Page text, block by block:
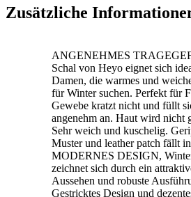
Zusätzliche
ANGENEHMES
Schal von Heyo eignet sich
Damen, die warmes und
für Winter suchen. Perfekt für
Gewebe kratzt nicht und füllt
angenehm an. Haut wird nicht
Sehr weich und kuschelig.
Muster und leather patch fällt
MODERNES DESIGN,
zeichnet sich durch ein
Aussehen und robuste
Gestricktes Design und